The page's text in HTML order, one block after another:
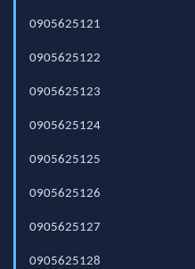
0905625121
0905625122
0905625123
0905625124
0905625125
0905625126
0905625127
0905625128